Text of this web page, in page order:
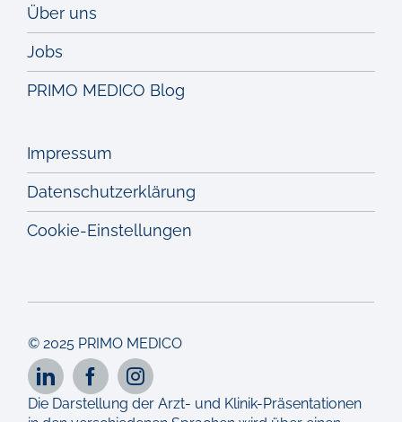
Über uns
Jobs
PRIMO MEDICO Blog
Impressum
Datenschutzerklärung
Cookie-Einstellungen
© 2025 PRIMO MEDICO
Die Darstellung der Arzt- und Klinik-Präsentationen